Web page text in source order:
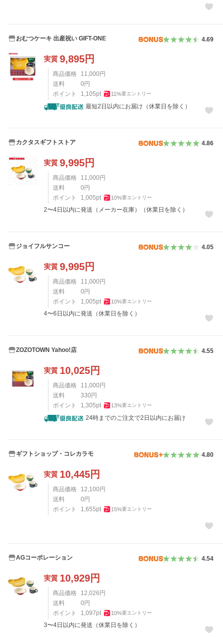
おむつケーキ 出産祝い GIFT-ONE 4.69
実質 9,895円
商品価格 11,000 円
送料
0 円
ポイント
1,105pt 11%要エントリー
最短2日以内にお届け（休業日を除く）
カクタスギフトストア 4.86
実質 9,995円
商品価格 11,000 円
送料
0 円
ポイント
1,005pt 10%要エントリー
2〜4日以内に発送（メーカー在庫）（休業日を除く）
ジョイフルサンコー 4.05
実質 9,995円
商品価格 11,000 円
送料
0 円
ポイント
1,005pt 10%要エントリー
4〜6日以内に発送（休業日を除く）
ZOZOTOWN Yahoo!店 4.55
実質 10,025円
商品価格 11,000 円
送料
330 円
ポイント
1,305pt 13%要エントリー
24時までのご注文で2日以内にお届け
ギフトショップ・コレカラモ 4.80
実質 10,445円
商品価格 12,100 円
送料
0 円
ポイント
1,655pt 15%要エントリー
AGコーポレーション 4.54
実質 10,929円
商品価格 12,026 円
送料
0 円
ポイント
1,097pt 10%要エントリー
3〜4日以内に発送（休業日を除く）